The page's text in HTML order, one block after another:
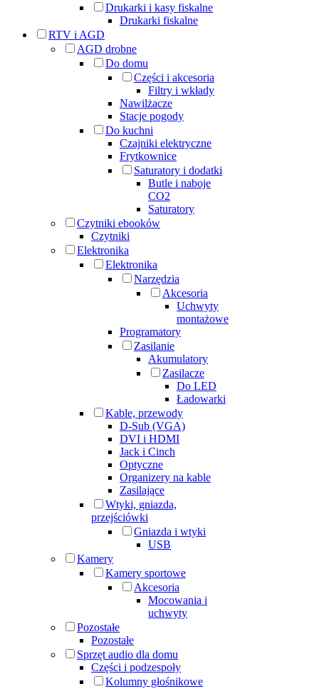
Drukarki i kasy fiskalne
Drukarki fiskalne
RTV i AGD
AGD drobne
Do domu
Części i akcesoria
Filtry i wkłady
Nawilżacze
Stacje pogody
Do kuchni
Czajniki elektryczne
Frytkownice
Saturatory i dodatki
Butle i naboje
CO2
Saturatory
Czytniki ebooków
Czytniki
Elektronika
Elektronika
Narzędzia
Akcesoria
Uchwyty
montażowe
Programatory
Zasilanie
Akumulatory
Zasilacze
Do LED
Ładowarki
Kable, przewody
D-Sub (VGA)
DVI i HDMI
Jack i Cinch
Optyczne
Organizery na kable
Zasilające
Wtyki, gniazda,
przejściówki
Gniazda i wtyki
USB
Kamery
Kamery sportowe
Akcesoria
Mocowania i
uchwyty
Pozostałe
Pozostałe
Sprzęt audio dla domu
Części i podzespoły
Kolumny głośnikowe